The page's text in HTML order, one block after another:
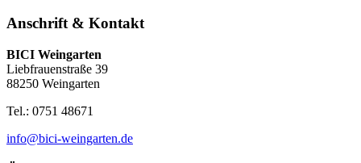
Anschrift & Kontakt
BICI Weingarten
Liebfrauenstraße 39
88250 Weingarten
Tel.: 0751 48671
info@bici-weingarten.de